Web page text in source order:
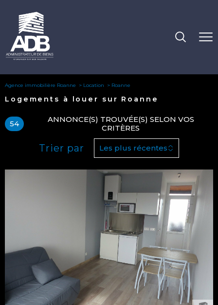
Agence immobilière Roanne Location Roanne
Logements à louer sur Roanne
54
ANNONCE(S) TROUVÉE(S) SELON VOS
CRITÈRES
Trier par Les plus récentes
voir le
bien